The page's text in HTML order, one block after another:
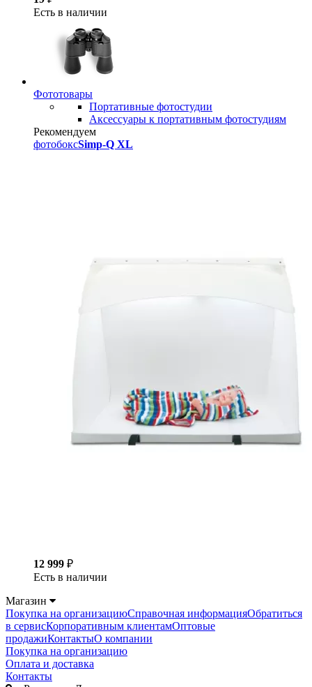
Есть в наличии
Фототовары
Портативные фотостудии
Аксессуары к портативным фотостудиям
Рекомендуем
фотобоксSimp-Q XL
12 999 ₽
Есть в наличии
Магазин
Покупка на организациюСправочная информацияОбратиться
в сервисКорпоративным клиентамОптовые
продажиКонтактыО компании
Покупка на организацию
Оплата и доставка
Контакты